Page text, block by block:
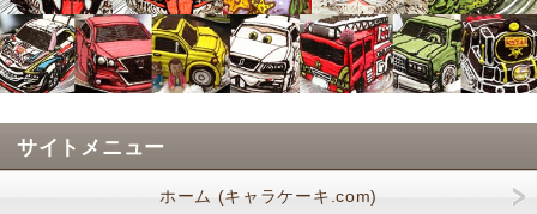
サイトメニュー
ホーム (キャラケーキ.com)